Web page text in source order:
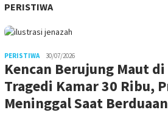
PERISTIWA
PERISTIWA 30/07/2026
Kencan Berujung Maut
Tragedi Kamar 30 Ribu,
Meninggal Saat Berduaan